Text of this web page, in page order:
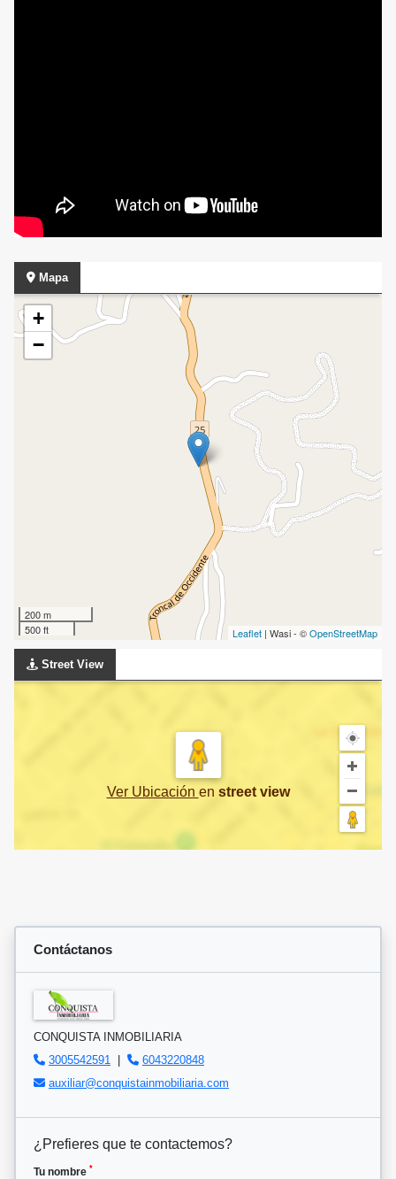
Mapa
+
−
200 m
500 ft
Leaflet | Wasi - ©OpenStreetMap
Street View
Ver Ubicación en street view
Contáctanos
CONQUISTA INMOBILIARIA
3005542591
|
6043220848
auxiliar@conquistainmobiliaria.com
¿Prefieres que te contactemos?
Tu nombre *